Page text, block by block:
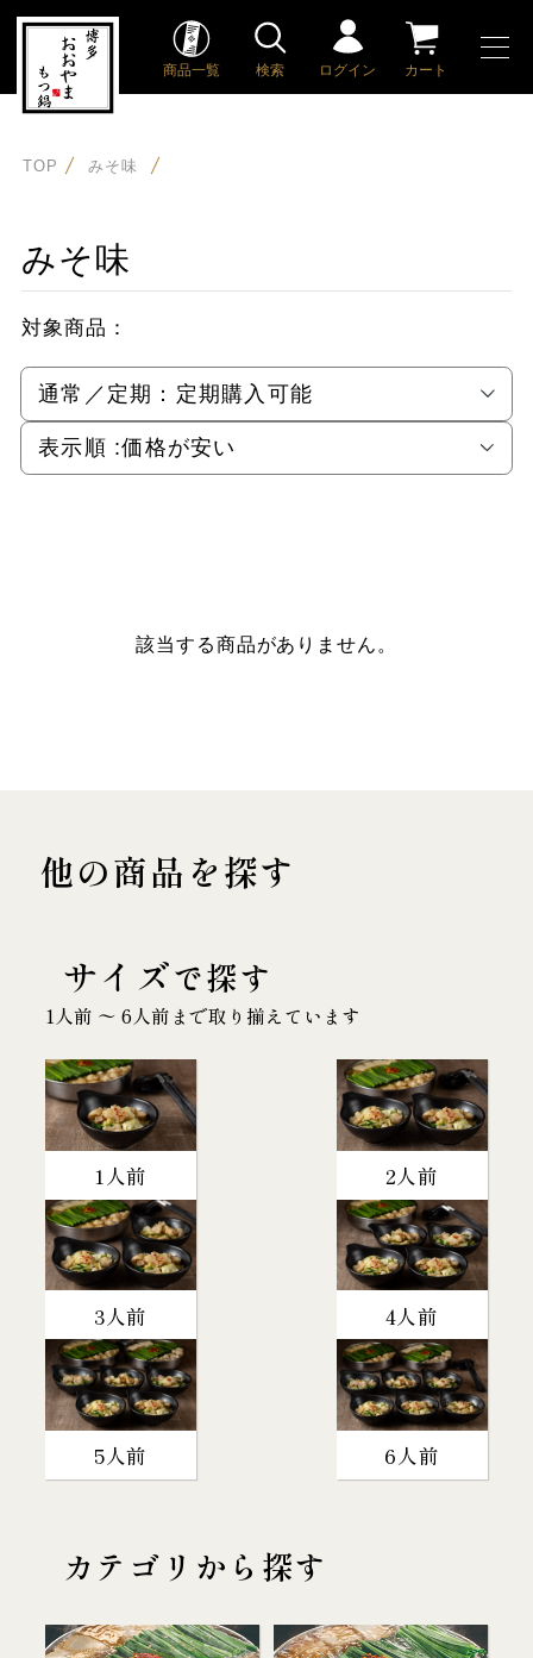
商品一覧 検索 ログイン カート
TOP みそ味
みそ味
対象商品：
通常／定期： 定期購入可能
表示順 :価格が安い
該当する商品がありません。
他の商品を探す
サイズで探す
1人前 〜 6人前まで取り揃えています
1人前 2人前
3人前 4人前
5人前 6人前
カテゴリから探す